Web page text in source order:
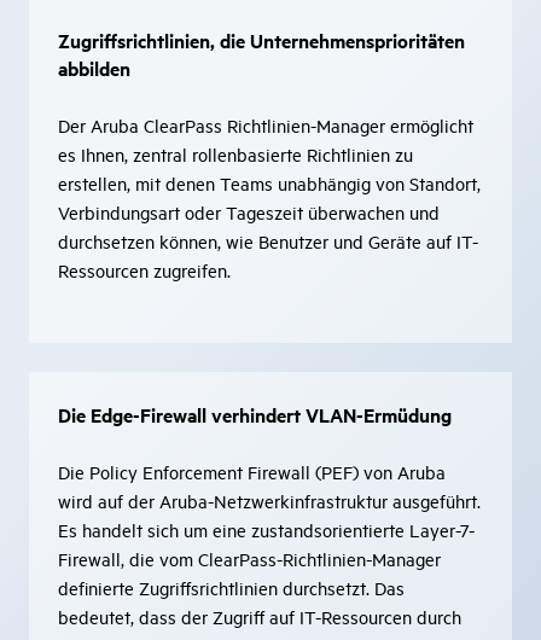
Zugriffsrichtlinien, die Unternehmensprioritäten
abbilden
Der Aruba ClearPass Richtlinien-Manager ermöglicht
es Ihnen, zentral rollenbasierte Richtlinien zu
erstellen, mit denen Teams unabhängig von Standort,
Verbindungsart oder Tageszeit überwachen und
durchsetzen können, wie Benutzer und Geräte auf IT-
Ressourcen zugreifen.
Die Edge-Firewall verhindert VLAN-Ermüdung
Die Policy Enforcement Firewall (PEF) von Aruba
wird auf der Aruba-Netzwerkinfrastruktur ausgeführt.
Es handelt sich um eine zustandsorientierte Layer-7-
Firewall, die vom ClearPass-Richtlinien-Manager
definierte Zugriffsrichtlinien durchsetzt. Das
bedeutet, dass der Zugriff auf IT-Ressourcen durch